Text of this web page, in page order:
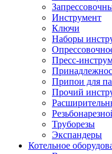
Инструмент
Ключи
Наборы
Пресс-
Припои для
Прочий
Труборезы
Экспандеры
Котельное